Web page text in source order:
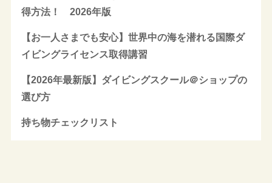
得方法！ 2026年版
【お一人さまでも安心】世界中の海を潜れる国際ダ
イビングライセンス取得講習
【2026年最新版】ダイビングスクール＠ショップの
選び方
持ち物チェックリスト